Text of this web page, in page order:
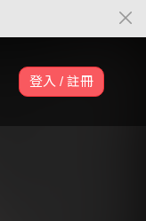
登入 / 註冊